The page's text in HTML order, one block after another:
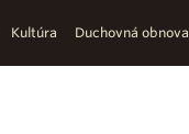
Kultúra Duchovná obnova